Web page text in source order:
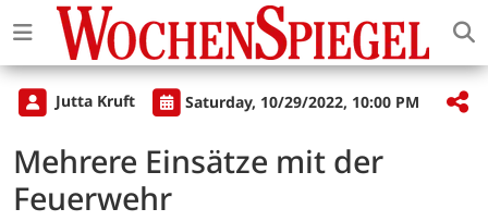
Jutta Kruft Saturday, 10/29/2022, 10:00 PM
Mehrere Einsätze mit der
Feuerwehr